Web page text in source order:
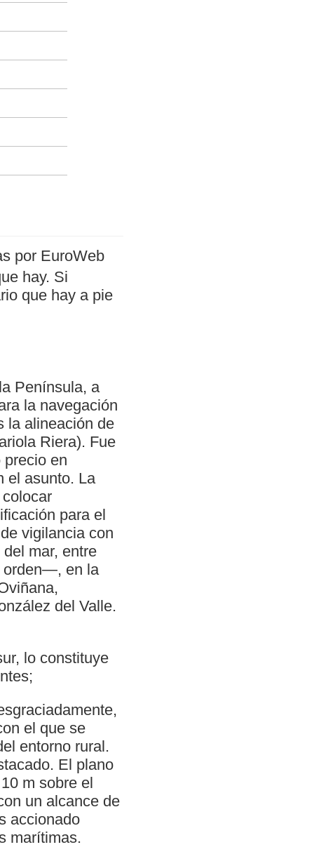
por EuroWeb
hay. Si
que hay a pie
Península, a
la navegación
la alineación de
Riera). Fue
en
el asunto. La
para el
vigilancia con
mar, entre
orden—, en la
del Valle.
lo constituye
el que se
entorno rural.
El plano
m sobre el
un alcance de
accionado
marítimas.